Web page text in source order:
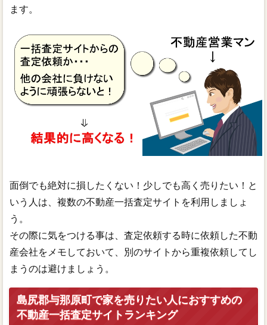
ます。
面倒でも絶対に損したくない！少しでも高く売りたい！と
いう人は、複数の不動産一括査定サイトを利用しましょ
う。
その際に気をつける事は、査定依頼する時に依頼した不動
産会社をメモしておいて、別のサイトから重複依頼してし
まうのは避けましょう。
島尻郡与那原町で家を売りたい人におすすめの
不動産一括査定サイトランキング